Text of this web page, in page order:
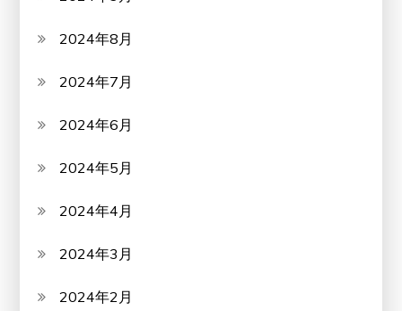
2024年8月
2024年7月
2024年6月
2024年5月
2024年4月
2024年3月
2024年2月